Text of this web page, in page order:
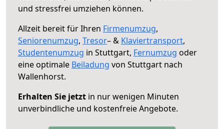
und stressfrei umziehen können.
Allzeit bereit für Ihren Firmenumzug,
Seniorenumzug, Tresor– & Klaviertransport,
Studentenumzug in Stuttgart, Fernumzug oder
eine optimale Beiladung von Stuttgart nach
Wallenhorst.
Erhalten Sie jetzt in nur wenigen Minuten
unverbindliche und kostenfreie Angebote.